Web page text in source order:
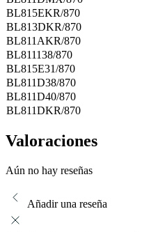
BL815EKR/870
BL813DKR/870
BL811AKR/870
BL811138/870
BL815E31/870
BL811D38/870
BL811D40/870
BL811DKR/870
Valoraciones
Aún no hay reseñas
Añadir una reseña